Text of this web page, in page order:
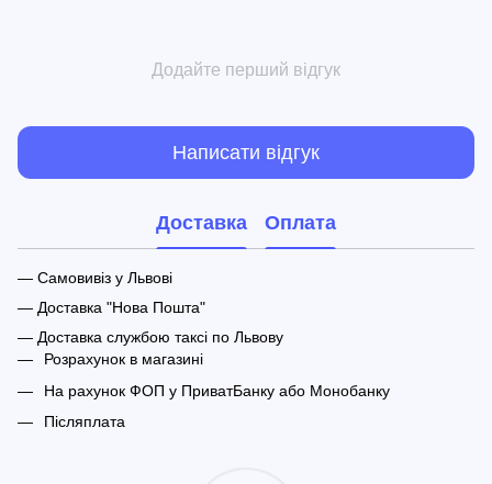
Додайте перший відгук
Написати відгук
Доставка Оплата
— Самовивіз у Львові
— Доставка "Нова Пошта"
— Доставка службою таксі по Львову
Розрахунок в магазині
На рахунок ФОП у ПриватБанку або Монобанку
Післяплата